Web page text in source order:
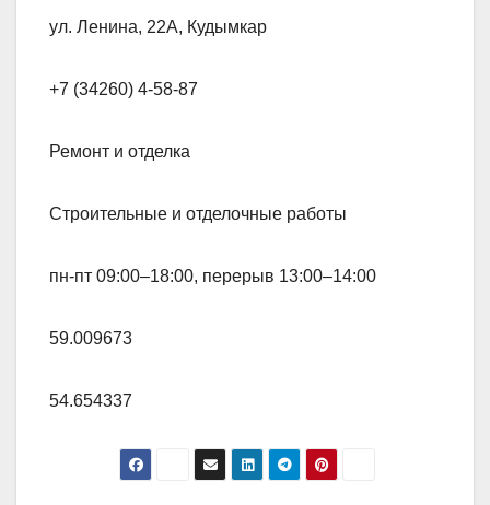
ул. Ленина, 22А, Кудымкар
+7 (34260) 4-58-87
Ремонт и отделка
Строительные и отделочные работы
пн-пт 09:00–18:00, перерыв 13:00–14:00
59.009673
54.654337